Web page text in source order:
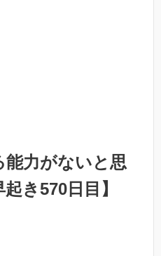
能力がないと思
き570日目】